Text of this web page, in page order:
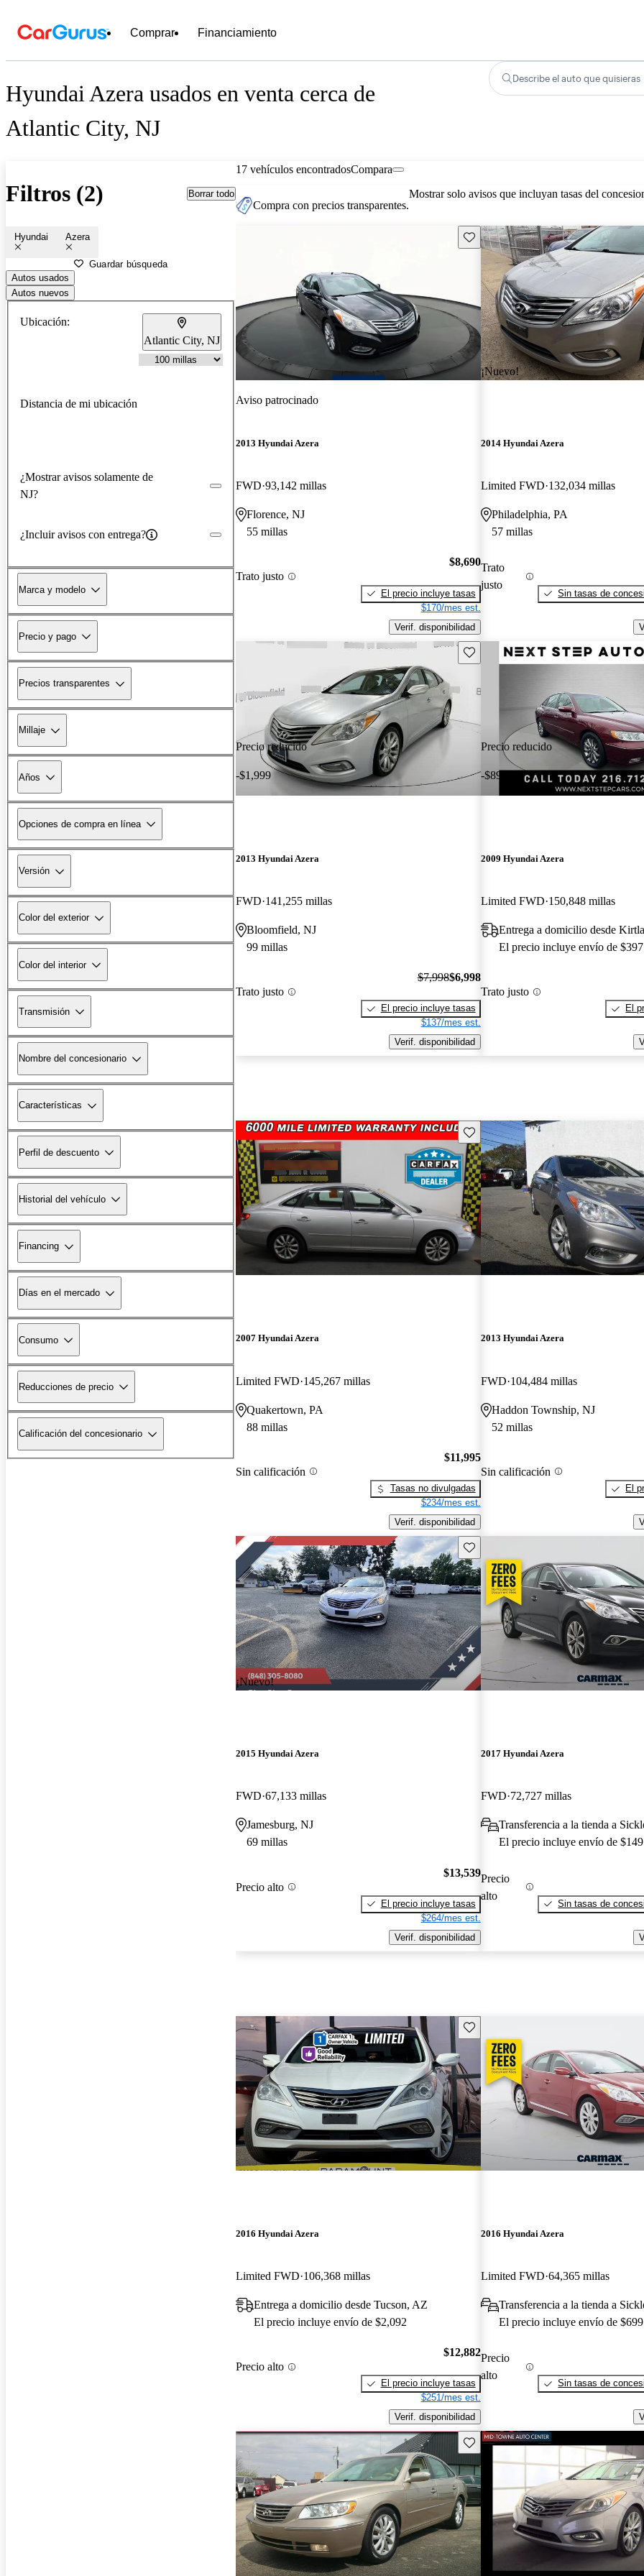
Comprar Financiamiento
Hyundai Azera usados en venta cerca de
Atlantic City, NJ
Describe el auto que quisieras
Filtros (2) Borrar todo
Hyundai Azera
Guardar búsqueda
Autos usados
Autos nuevos
Ubicación:
Atlantic City, NJ
Distancia de mi ubicación
¿Mostrar avisos solamente de
NJ?
¿Incluir avisos con entrega?
Marca y modelo
Precio y pago
Precios transparentes
Millaje
Años
Opciones de compra en línea
Versión
Color del exterior
Color del interior
Transmisión
Nombre del concesionario
Características
Perfil de descuento
Historial del vehículo
Financing
Días en el mercado
Consumo
Reducciones de precio
Calificación del concesionario
17 vehículos encontradosCompara
Compra con precios transparentes.
Mostrar solo avisos que incluyan tasas del
Guarda este Aviso
Aviso patrocinado
2013 Hyundai Azera
FWD 93,142 millas
Florence, NJ
55 millas
Trato justo
$8,690
El precio incluye tasas
$170/mes est.
Verif. disponibilidad
¡Nuevo!
2014 Hyundai Azera
Limited FWD 132,034 millas
Philadelphia, PA
57 millas
Trato
justo
Sin tasas de
Precio reducido
-$1,999
Guarda este Aviso
2013 Hyundai Azera
FWD 141,255 millas
Bloomfield, NJ
99 millas
Trato justo
$7,998$6,998
El precio incluye tasas
$137/mes est.
Verif. disponibilidad
Precio reducido
-$898
2009 Hyundai Azera
Limited FWD 150,848 millas
Entrega a domicilio desde
El precio incluye envío de $397
Trato justo
El
Guarda este Aviso
2007 Hyundai Azera
Limited FWD 145,267 millas
Quakertown, PA
88 millas
Sin calificación
$11,995
Tasas no divulgadas
$234/mes est.
Verif. disponibilidad
2013 Hyundai Azera
FWD 104,484 millas
Haddon Township, NJ
52 millas
Sin calificación
El
¡Nuevo!
Guarda este Aviso
2015 Hyundai Azera
FWD 67,133 millas
Jamesburg, NJ
69 millas
Precio alto
$13,539
El precio incluye tasas
$264/mes est.
Verif. disponibilidad
2017 Hyundai Azera
FWD 72,727 millas
Transferencia a la tienda a
El precio incluye envío de $149
Precio
alto
Sin tasas de
Guarda este Aviso
2016 Hyundai Azera
Limited FWD 106,368 millas
Entrega a domicilio desde Tucson, AZ
El precio incluye envío de $2,092
Precio alto
$12,882
El precio incluye tasas
$251/mes est.
Verif. disponibilidad
2016 Hyundai Azera
Limited FWD 64,365 millas
Transferencia a la tienda a
El precio incluye envío de $699
Precio
alto
Sin tasas de
Guarda este Aviso